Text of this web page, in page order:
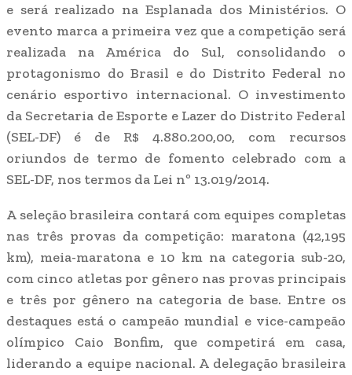
e será realizado na Esplanada dos Ministérios. O
evento marca a primeira vez que a competição será
realizada na América do Sul, consolidando o
protagonismo do Brasil e do Distrito Federal no
cenário esportivo internacional. O investimento
da Secretaria de Esporte e Lazer do Distrito Federal
(SEL-DF) é de R$ 4.880.200,00, com recursos
oriundos de termo de fomento celebrado com a
SEL-DF, nos termos da Lei nº 13.019/2014.
A seleção brasileira contará com equipes completas
nas três provas da competição: maratona (42,195
km), meia-maratona e 10 km na categoria sub-20,
com cinco atletas por gênero nas provas principais
e três por gênero na categoria de base. Entre os
destaques está o campeão mundial e vice-campeão
olímpico Caio Bonfim, que competirá em casa,
liderando a equipe nacional. A delegação brasileira